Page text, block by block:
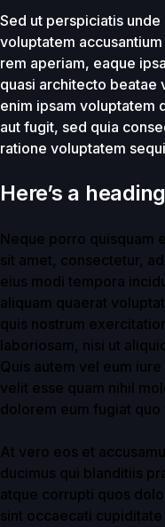
Sed ut perspiciatis
voluptatem
rem aperiam, eaque
quasi architecto beatae
enim ipsam voluptatem
aut fugit, sed quia
ratione voluptatem
Here’s a
Neque porro quisquam
sit amet, consectetur,
eius modi tempora
aliquam quaerat
quis nostrum
laboriosam, nisi ut
Quis autem vel eum
velit esse quam nihil
dolorem eum fugiat
At vero eos et
ducimus qui blanditiis
atque corrupti quos
sint occaecati